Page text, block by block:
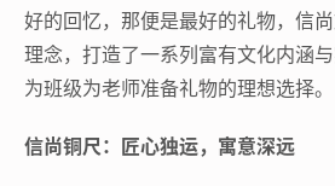
好的回忆，那便是最好的礼物，信
理念，打造了一系列富有文化内涵
为班级为老师准备礼物的理想选择。
信尚铜尺：匠心独运，寓意深远